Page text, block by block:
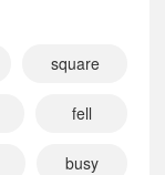
square
fell
busy